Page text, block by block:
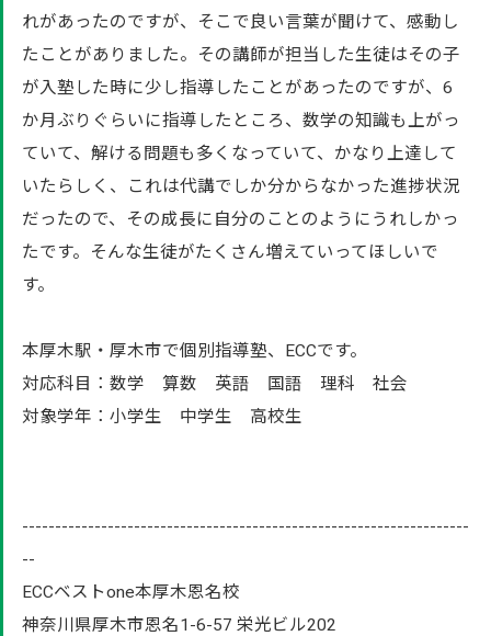
れがあったのですが、そこで良い言葉が聞けて、感動し
たことがありました。その講師が担当した生徒はその子
が入塾した時に少し指導したことがあったのですが、6
か月ぶりぐらいに指導したところ、数学の知識も上がっ
ていて、解ける問題も多くなっていて、かなり上達して
いたらしく、これは代講でしか分からなかった進捗状況
だったので、その成長に自分のことのようにうれしかっ
たです。そんな生徒がたくさん増えていってほしいで
す。
本厚木駅・厚木市で個別指導塾、ECCです。
対応科目：数学 算数 英語 国語 理科 社会
対象学年：小学生 中学生 高校生
--------------------------------------------------------------------
--
ECCベストone本厚木恩名校
神奈川県厚木市恩名1-6-57 栄光ビル202